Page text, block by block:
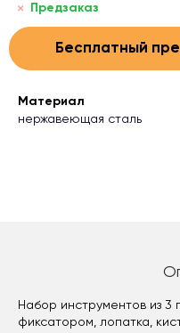
Предзаказ
Бесплатный
Материал
нержавеющая сталь
Набор инструментов из
фиксатором, лопатка,